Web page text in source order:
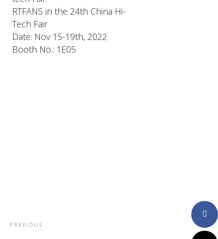
RTFANS in the 24th China Hi-
Tech Fair
Date: Nov 15-19th, 2022
Booth No.: 1E05
PREVIOUS